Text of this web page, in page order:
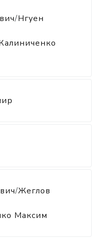
/Нгуен
/Жеглов
Максим